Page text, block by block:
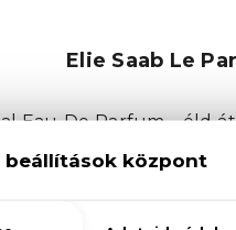
Elie Saab Le
Eau De Parfum - éld
egy virágos-
amely körülölel és